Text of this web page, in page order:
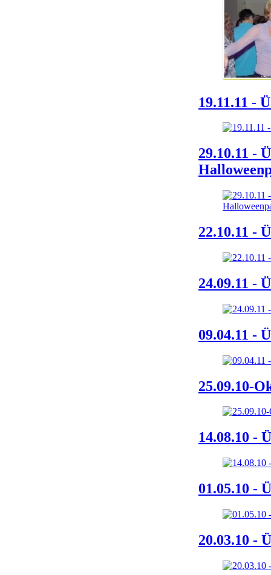
19.11.11 -
29.10.11 -
22.10.11 -
24.09.11 -
09.04.11 -
25.09.10-
14.08.10 -
01.05.10 -
20.03.10 -